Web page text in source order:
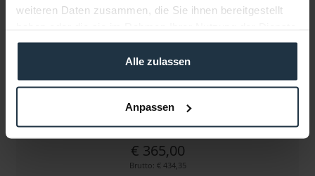
weiteren Daten zusammen, die Sie ihnen bereitgestellt
gesammelt haben.
Alle zulassen
Anpassen
Mittelspinne für 2-stufige Toggle-Stative
€ 365,00
Brutto: € 434,35